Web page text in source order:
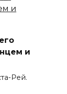
и
Рей.